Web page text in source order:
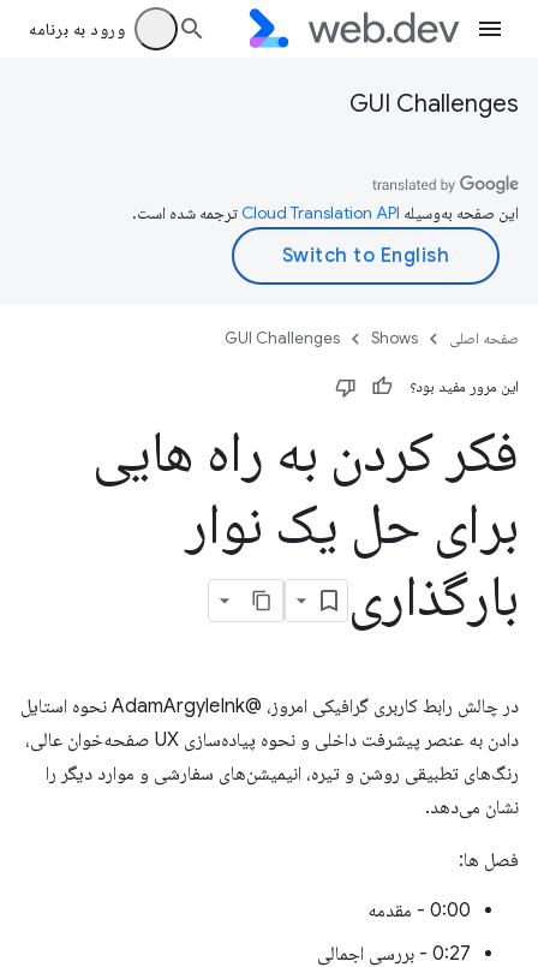
ورود به برنامه
GUI Challenges
این صفحه به‌وسیله ترجمه شده است.
صفحه اصلی Shows
GUI Challenges
این مرور مفید بود؟
فکر کردن به راه هایی
برای حل یک نوار
بارگذاری
در چالش رابط کاربری گرافیکی امروز، @AdamArgyleInk نحوه استایل
دادن به عنصر پیشرفت داخلی و نحوه پیاده‌سازی UX صفحه‌خوان عالی،
رنگ‌های تطبیقی ​​روشن و تیره، انیمیشن‌های سفارشی و موارد دیگر را
نشان می‌دهد.
فصل ها:
0:00 - مقدمه
0:27 - بررسی اجمالی